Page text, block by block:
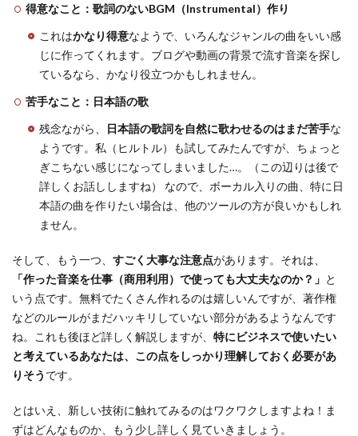
得意なこと：歌詞のないBGM（Instrumental）作り
これはかなり得意なようで、いろんなジャンルの曲をいい感
じに作ってくれます。ブログや動画の背景で流す音楽を探し
ているなら、かなり役立つかもしれません。
苦手なこと：日本語の歌
残念ながら、
日本語の歌詞を自然に歌わせるのはまだ苦手な
ようです。私（ヒルトル）も試してみたんですが、ちょっと
ぎこちない感じになってしまいました…。（この辺りは後で
詳しくお話ししますね） なので、ボーカル入りの曲、特に日
本語の曲を作りたい場合は、他のツールの方が良いかもしれ
ません。
そして、もう一つ、 すごく大事な注意点があります。それは、
「作った音楽を仕事（商用利用）で使っても大丈夫なのか？」 と
いう点です。無料でたくさん作れるのは嬉しいんですが、著作権
などのルールがまだハッキリしていない部分があるようなんです
ね。これも後ほど詳しく解説しますが、 特にビジネスで使いたい
と考えているあなたは、この点をしっかり理解しておく必要があ
りそう です。
とはいえ、新しい技術に触れてみるのはワクワクしますよね！ま
ずはどんなものか、もう少し詳しく見ていきましょう。